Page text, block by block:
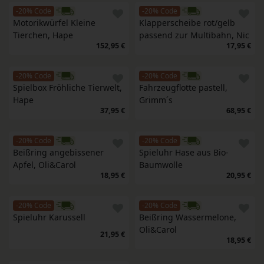
-20% Code
Motorikwürfel Kleine
Tierchen, Hape
152,95 €
-20% Code
Klapperscheibe rot/gelb
passend zur Multibahn, Nic
17,95 €
-20% Code
Spielbox Fröhliche Tierwelt,
Hape
37,95 €
-20% Code
Fahrzeugflotte pastell,
Grimm´s
68,95 €
-20% Code
Beißring angebissener
Apfel, Oli&Carol
18,95 €
-20% Code
Spieluhr Hase aus Bio-
Baumwolle
20,95 €
-20% Code
Spieluhr Karussell
21,95 €
-20% Code
Beißring Wassermelone,
Oli&Carol
18,95 €